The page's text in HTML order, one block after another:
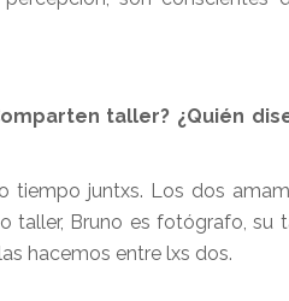
taller? ¿Quién
tiempo juntxs. Los dos
Bruno es fotógrafo, su
hacemos entre lxs dos.